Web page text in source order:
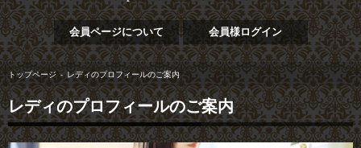
会員ページについて 会員様ログイン
トップページ レディのプロフィールのご案内
レディのプロフィールのご案内